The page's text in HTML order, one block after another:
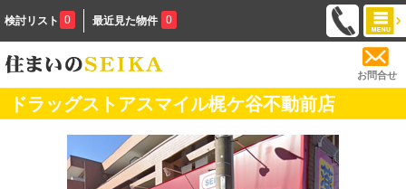
検討リスト 0 最近見た物件 0
お問合せ
ドラッグストアスマイル梶ケ谷不動前店